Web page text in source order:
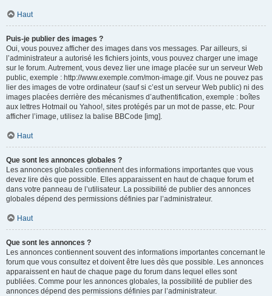
Haut
Puis-je publier des images ?
Oui, vous pouvez afficher des images dans vos messages. Par ailleurs, si
l’administrateur a autorisé les fichiers joints, vous pouvez charger une image
sur le forum. Autrement, vous devez lier une image placée sur un serveur Web
public, exemple : http://www.exemple.com/mon-image.gif. Vous ne pouvez pas
lier des images de votre ordinateur (sauf si c’est un serveur Web public) ni des
images placées derrière des mécanismes d’authentification, exemple : boîtes
aux lettres Hotmail ou Yahoo!, sites protégés par un mot de passe, etc. Pour
afficher l’image, utilisez la balise BBCode [img].
Haut
Que sont les annonces globales ?
Les annonces globales contiennent des informations importantes que vous
devez lire dès que possible. Elles apparaissent en haut de chaque forum et
dans votre panneau de l’utilisateur. La possibilité de publier des annonces
globales dépend des permissions définies par l’administrateur.
Haut
Que sont les annonces ?
Les annonces contiennent souvent des informations importantes concernant le
forum que vous consultez et doivent être lues dès que possible. Les annonces
apparaissent en haut de chaque page du forum dans lequel elles sont
publiées. Comme pour les annonces globales, la possibilité de publier des
annonces dépend des permissions définies par l’administrateur.